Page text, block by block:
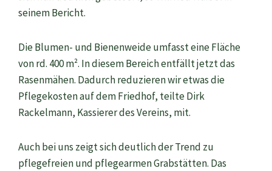
seinem Bericht.
Die Blumen- und Bienenweide umfasst eine Fläche
von rd. 400 m². In diesem Bereich entfällt jetzt das
Rasenmähen. Dadurch reduzieren wir etwas die
Pflegekosten auf dem Friedhof, teilte Dirk
Rackelmann, Kassierer des Vereins, mit.
Auch bei uns zeigt sich deutlich der Trend zu
pflegefreien und pflegearmen Grabstätten. Das